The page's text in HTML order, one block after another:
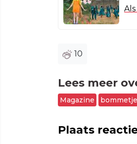
10
Lees meer
Magazine bommetje
Plaats